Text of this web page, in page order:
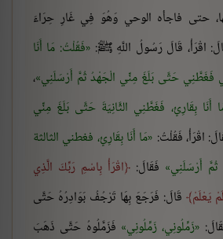
حتى فاجأه الوحي وَهُوَ فِي غَارِ حِرَاءَ
اقْرَأْ، قَالَ رَسُولُ اللَّهِ ﷺ: فَقُلْتُ: مَا أَنَا
فَغَطَّنِي حَتَّى بَلَغَ مِنِّي الْجَهْدُ ثُمَّ أَرْسَلَنِي ،
أَنَا بِقَارِئٍ، فَغَطَّنِي الثَّانِيَةَ حَتَّى بَلَغَ مِنِّي
اقْرَأْ، فَقُلْتُ: مَا أَنَا بِقَارِئٍ، فغطني الثالثة
أَرْسَلَنِي فَقَالَ:
اقْرَأْ بِاسْمِ رَبِّكَ الَّذِي
يَعْلَمْ قَالَ: فَرَجَعَ بِهَا تَرْجُفُ بَوَادِرُهُ حَتَّى
زَمِّلُونِي، زَمِّلُونِي فَزَمَّلُوهُ حَتَّى ذَهَبَ